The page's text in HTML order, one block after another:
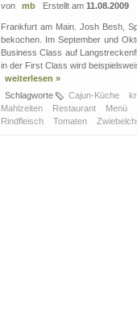
von mb Erstellt am 11.08.2009
Frankfurt am Main. Josh Besh,
bekochen. Im September und
Business Class auf
in der First Class wird
weiterlesen »
Schlagworte
Cajun-Küche
Mahlzeiten
Restaurant Menü
Rindfleisch
Tomaten